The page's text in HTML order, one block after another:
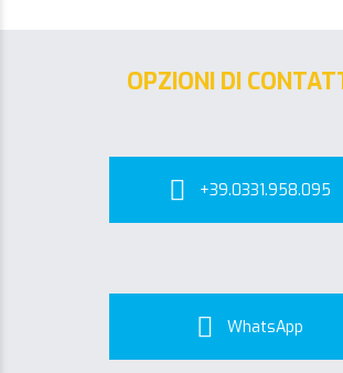
OPZIONI DI
+39.0331.958.095
WhatsApp